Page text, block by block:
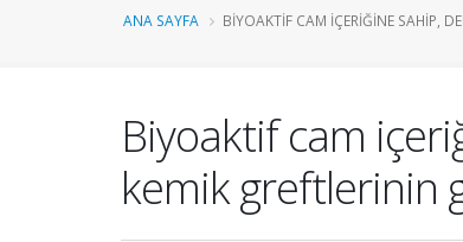
ANA SAYFA BIYOAKTIF CAM IÇERIĞINE SAHIP,
Biyoaktif cam
kemik greftlerinin